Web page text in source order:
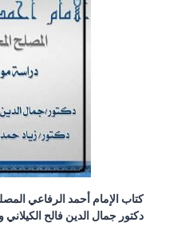
كتاب الإمام أحمد الرفاعي
دكتور جمال الدين فالح